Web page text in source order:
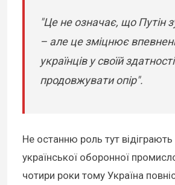
"Це не означає, що Путін
– але це зміцнює
українців у своїй здатності
продовжувати опір".
Не останню роль тут відіграють
української оборонної
чотири роки тому Україна